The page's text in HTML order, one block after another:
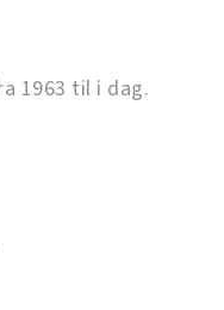
1963 til i dag.